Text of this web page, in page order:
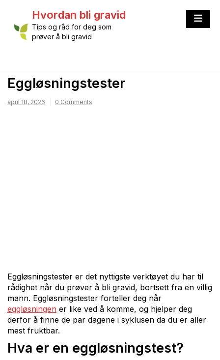
content
Hvordan bli gravid
Tips og råd for deg som
prøver å bli gravid
Eggløsningstester
april 18, 2026 0 Comments
Eggløsningstester er det nyttigste verktøyet du har til
rådighet når du prøver å bli gravid, bortsett fra en villig
mann. Eggløsningstester forteller deg når
eggløsningen er like ved å komme, og hjelper deg
derfor å finne de par dagene i syklusen da du er aller
mest fruktbar.
Hva er en eggløsningstest?